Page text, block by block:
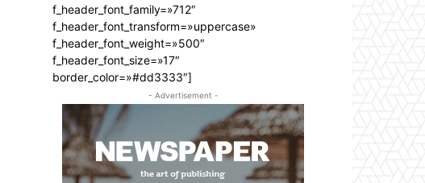
f_header_font_family=»712″
f_header_font_transform=»uppercase»
f_header_font_weight=»500″
f_header_font_size=»17″
border_color=»#dd3333″]
- Advertisement -